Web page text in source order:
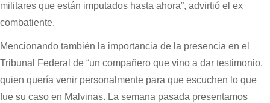
militares que están imputados hasta ahora”, advirtió el ex
combatiente.
Mencionando también la importancia de la presencia en el
Tribunal Federal de “un compañero que vino a dar testimonio,
quien quería venir personalmente para que escuchen lo que
fue su caso en Malvinas. La semana pasada presentamos